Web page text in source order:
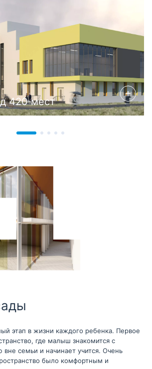
420 мест
этап в жизни каждого ребенка. Первое
где малыш знакомится с
семьи и начинает учится. Очень
было комфортным и